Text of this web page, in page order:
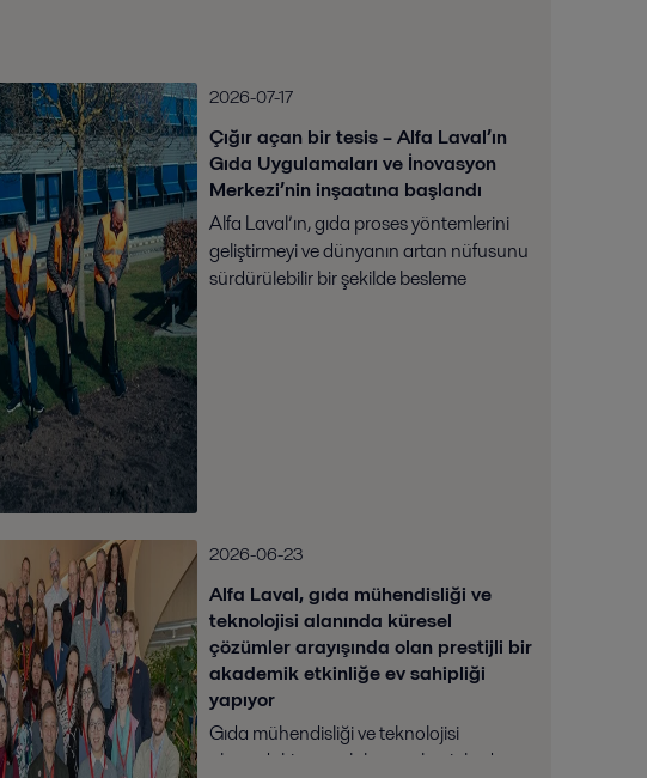
2026-07-17
Çığır açan bir tesis – Alfa Laval’ın
Gıda Uygulamaları ve İnovasyon
Merkezi’nin inşaatına başlandı
Alfa Laval’ın, gıda proses yöntemlerini
geliştirmeyi ve dünyanın artan nüfusunu
sürdürülebilir bir şekilde besleme
2026-06-23
Alfa Laval, gıda mühendisliği ve
teknolojisi alanında küresel
çözümler arayışında olan prestijli bir
akademik etkinliğe ev sahipliği
yapıyor
Gıda mühendisliği ve teknolojisi
alanındaki en parlak genç beyinlerden